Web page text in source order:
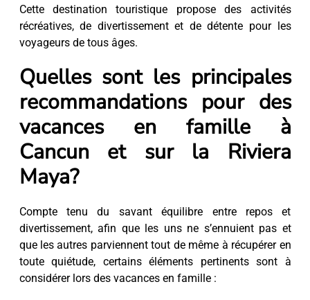
Cette destination touristique propose des activités
récréatives, de divertissement et de détente pour les
voyageurs de tous âges.
Quelles sont les principales
recommandations pour des
vacances en famille à
Cancun et sur la Riviera
Maya?
Compte tenu du savant équilibre entre repos et
divertissement, afin que les uns ne s’ennuient pas et
que les autres parviennent tout de même à récupérer en
toute quiétude, certains éléments pertinents sont à
considérer lors des vacances en famille :